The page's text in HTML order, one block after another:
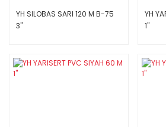
YH SILOBAS SARI 120 M B-75
3''
YH
1''